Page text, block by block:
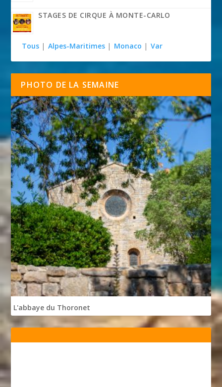
STAGES DE CIRQUE À MONTE-CARLO
Tous | Alpes-Maritimes | Monaco | Var
PHOTO DE LA SEMAINE
L'abbaye du Thoronet